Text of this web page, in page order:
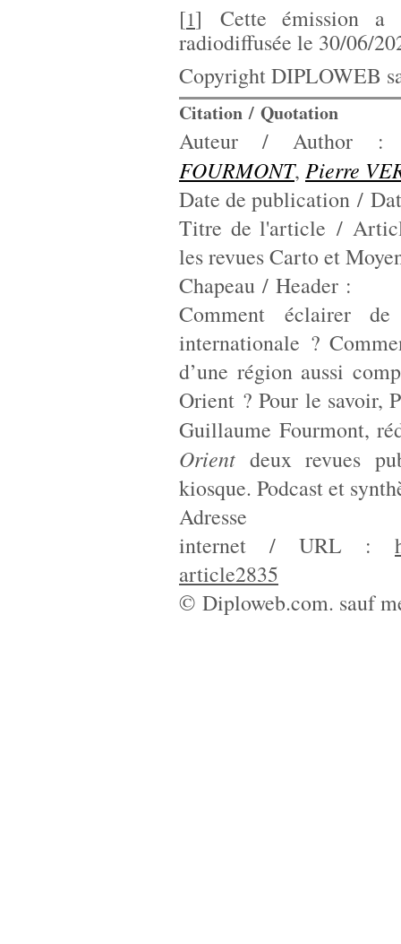
[1] Cette émission a
radiodiffusée le 30/06/
Copyright DIPLOWEB
Citation / Quotation
Auteur / Author
FOURMONT, Pierre
Date de publication /
Titre de l'article /
les revues Carto et
Chapeau / Header :
Comment éclairer de
internationale ?
d’une région aussi
Orient ? Pour le savoir,
Guillaume Fourmont,
Orient deux revues
kiosque. Podcast et
Adresse
internet / URL :
article2835
© Diploweb.com. sauf